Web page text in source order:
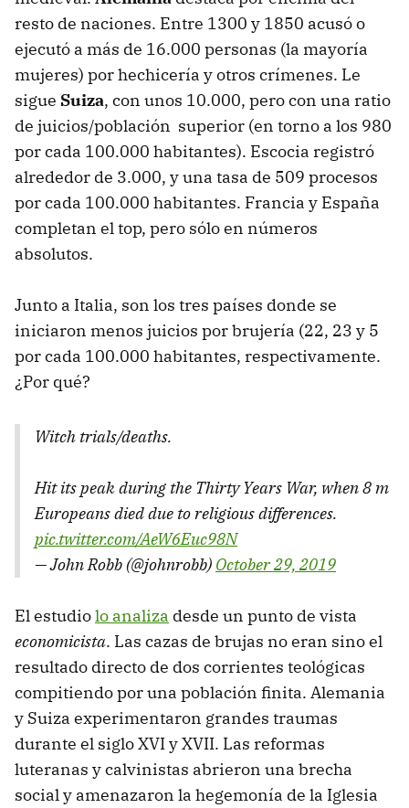
resto de naciones. Entre 1300 y 1850 acusó o
ejecutó a más de 16.000 personas (la mayoría
mujeres) por hechicería y otros crímenes. Le
sigue Suiza, con unos 10.000, pero con una ratio
de juicios/población superior (en torno a los 980
por cada 100.000 habitantes). Escocia registró
alrededor de 3.000, y una tasa de 509 procesos
por cada 100.000 habitantes. Francia y España
completan el top, pero sólo en números
absolutos.
Junto a Italia, son los tres países donde se
iniciaron menos juicios por brujería (22, 23 y 5
por cada 100.000 habitantes, respectivamente.
¿Por qué?
Witch trials/deaths.
Hit its peak during the Thirty Years War, when 8 m
Europeans died due to religious differences.
pic.twitter.com/AeW6Euc98N
— John Robb (@johnrobb) October 29, 2019
El estudiolo analiza desde un punto de vista
economicista. Las cazas de brujas no eran sino el
resultado directo de dos corrientes teológicas
compitiendo por una población finita. Alemania
y Suiza experimentaron grandes traumas
durante el siglo XVI y XVII. Las reformas
luteranas y calvinistas abrieron una brecha
social y amenazaron la hegemonía de la Iglesia